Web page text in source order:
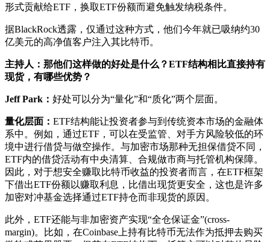
形式贡献给ETF，换取ETF份额而避免触发纳税条件。
据BlackRock透露，仅通过这种方式，他们今年就已吸纳约30
亿美元的高净值客户注入其比特币。
主持人：那他们这样做的好处是什么？ETF结构相比直接持有
现货，有哪些优势？
Jeff Park： 好处可以分为“量化”和“质化”两个层面。
量化层面： ETF结构能让投资者参与到传统资本市场的金融体
系中。例如，通过ETF，可以在受监管、对手方风险较低的环
境中进行借贷与做空操作。与加密市场那种无担保借贷不同，
ETF内的借贷活动有中央清算、合规做市商与托管机构保障。
因此，对于想安全赚取比特币收益的投资者而言，在ETF框架
下借出ETF份额以赚取利息，比借出现货更安全，这也是许多
加密对冲基金选择通过ETF持仓而非现货的原因。
此外，ETF还能与非加密资产实现“全仓保证金”(cross-
margin)。比如，在Coinbase上持有比特币无法作为抵押去购买